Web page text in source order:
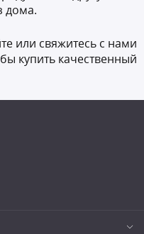
дома.
или свяжитесь с нами
купить качественный